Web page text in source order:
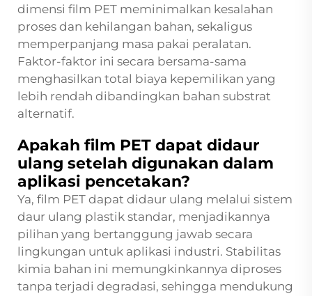
dimensi film PET meminimalkan kesalahan
proses dan kehilangan bahan, sekaligus
memperpanjang masa pakai peralatan.
Faktor-faktor ini secara bersama-sama
menghasilkan total biaya kepemilikan yang
lebih rendah dibandingkan bahan substrat
alternatif.
Apakah film PET dapat didaur
ulang setelah digunakan dalam
aplikasi pencetakan?
Ya, film PET dapat didaur ulang melalui sistem
daur ulang plastik standar, menjadikannya
pilihan yang bertanggung jawab secara
lingkungan untuk aplikasi industri. Stabilitas
kimia bahan ini memungkinkannya diproses
tanpa terjadi degradasi, sehingga mendukung